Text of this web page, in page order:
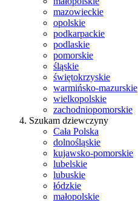
mazowieckie
opolskie
podkarpackie
podlaskie
pomorskie
śląskie
świętokrzyskie
warmińsko-mazurskie
wielkopolskie
zachodniopomorskie
Szukam dziewczyny
Cała Polska
dolnośląskie
kujawsko-pomorskie
lubelskie
lubuskie
łódzkie
małopolskie